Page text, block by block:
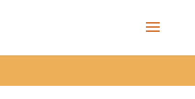
del Michigan, Clinton Township,